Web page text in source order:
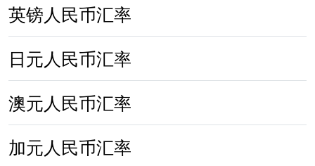
英镑人民币汇率
日元人民币汇率
澳元人民币汇率
加元人民币汇率